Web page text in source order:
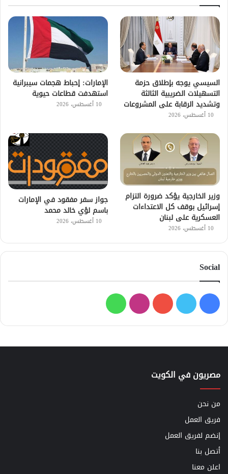
السيسي يوجه بإطلاق حزمة
التسهيلات الضريبية الثالثة
وتشديد الرقابة على المشروعات
10 أغسطس، 2026
الإمارات: إحباط هجمات سيبرانية
استهدفت قطاعات حيوية
10 أغسطس، 2026
وزير الخارجية يؤكد ضرورة التزام
إسرائيل بوقف كل الاعتداءات
العسكرية على لبنان
10 أغسطس، 2026
جواز سفر مفقود في الإمارات
باسم لؤي خالد محمد
10 أغسطس، 2026
Social
فيسبوك
تويتر يوتيوبانستقرامواتساب
مصريون في الكويت
من نحن
فريق العمل
إنضم لفريق العمل
أتصل بنا
اعلن معنا